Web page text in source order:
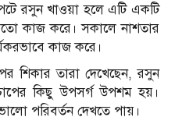
রসুন খাওয়া হলে এটি একটি
কাজ করে। সকালে নাশতার
কাজ করে।
শিকার তারা দেখেছেন, রসুন
কিছু উপসর্গ উপশম হয়।
পরিবর্তন দেখতে পায়।